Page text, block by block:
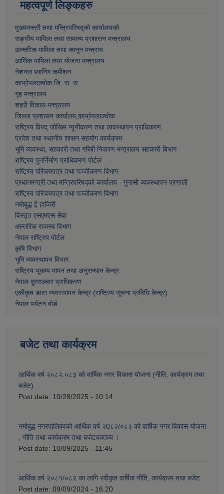
महत्वपूर्ण लिङ्कहरु
मुख्यमन्त्री तथा मन्त्रिपरिषद्को कार्यालयको
सङ्घीय मामिला तथा सामान्य प्रशासन मन्त्रालय
आन्तरिक मामिला तथा कानून मन्त्राय
आर्थिक मामिला तथा याेजना मन्त्रालय
नेशनल प्लानिंग कमीशन
काभ्रेपलाञ्चाेक जि. स. स.
गृह मन्त्रालय
शहरी विकास मन्त्रालय
जिल्ला प्रशासन कार्यालय,काभ्रेपलाञ्चाेक
राष्ट्रिय विपद् जोखिम न्यूनीकरण तथा व्यवस्थापन प्राधिकरण
प्रदेश तथा स्थानीय शासन सहयोग कार्यक्रम
भूमि व्यवस्था, सहकारी तथा गरिबी निवारण मन्त्रालय सहकारी बिभाग
राष्ट्रिय पुनर्निर्माण प्राधिकरण पोर्टल
राष्ट्रिय परिचयपत्र तथा पञ्जीकरण विभाग
प्रधानमन्त्री तथा मन्त्रिपरिषद्को कार्यालय - गुनासो व्यवस्थापन प्रणाली
राष्ट्रिय परिचयपत्र तथा पञ्जीकरण विभाग
नमाेबुद्ध ई हाजिरी
विस्तृत एसएमएस सेवा
आन्तरिक राजस्व विभाग
नेपाल राष्ट्रिय पोर्टल
कृषि विभाग
भूमि व्यवस्थापन विभाग
राष्ट्रिय भूकम्प मापन तथा अनुसन्धान केन्द्र
नेपाल दूरसञ्चार प्राधिकरण
एकीकृत डाटा व्यवस्थापन केन्द्र (राष्ट्रिय सूचना प्रविधि केन्द्र)
नेपाल पर्यटन बोर्ड
बजेट तथा कार्यक्रम
आर्थिक वर्ष २०८२.०८३ को वार्षिक नगर विकास योजना (नीति, कार्यक्रम तथा
बजेट)
Post date: 10/28/2025 - 10:14
नमोबुद्ध नगरपालिकाको आर्थिक वर्ष २0८२/०८३ को वार्षिक नगर विकास योजना
, नीति तथा कार्यक्रम तथा बजेटवक्तव्य ।
Post date: 10/09/2025 - 11:45
आर्थिक वर्ष २०८१/०८२ का लागि स्वीकृत वार्षिक नीति, कार्यक्रम तथा बजेट
Post date: 09/09/2024 - 16:20